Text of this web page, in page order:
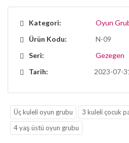
Kategori:
Oyun
Ürün Kodu:
N-09
Seri:
Gezegen
Tarih:
2023-07-
Üç kuleli oyun grubu 3 kuleli çocuk
4 yaş üstü oyun grubu